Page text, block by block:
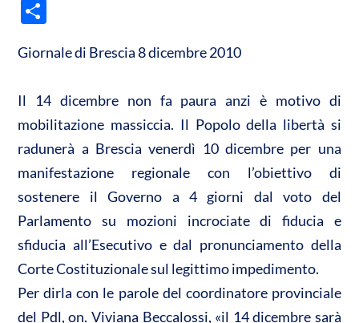
s
p
p
b
o
k
er
n
di
vi
di
Giornale di Brescia 8 dicembre 2010
Il 14 dicembre non fa paura anzi è motivo di
mobilitazione massiccia. Il Popolo della libertà si
radunerà a Brescia venerdì 10 dicembre per una
manifestazione regionale con l’obiettivo di
sostenere il Governo a 4 giorni dal voto del
Parlamento su mozioni incrociate di fiducia e
sfiducia all’Esecutivo e dal pronunciamento della
Corte Costituzionale sul legittimo impedimento.
Per dirla con le parole del coordinatore provinciale
del Pdl, on. Viviana Beccalossi, «il 14 dicembre sarà